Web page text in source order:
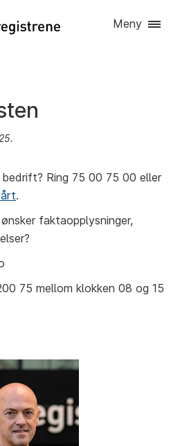
til
Meny
Ring 75 00 75 00 eller
.
faktaopplysninger,
75 mellom klokken 08 og 15